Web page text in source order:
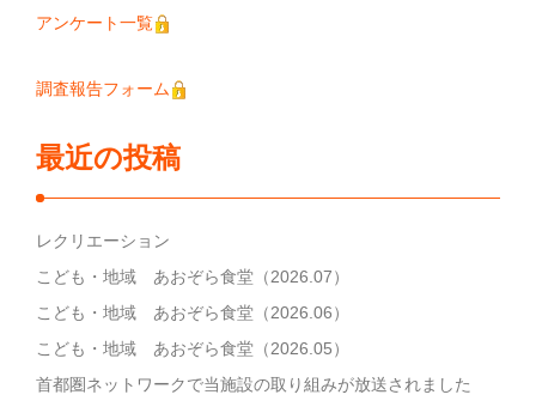
アンケート一覧
調査報告フォーム
最近の投稿
レクリエーション
こども・地域 あおぞら食堂（2026.07）
こども・地域 あおぞら食堂（2026.06）
こども・地域 あおぞら食堂（2026.05）
首都圏ネットワークで当施設の取り組みが放送されました